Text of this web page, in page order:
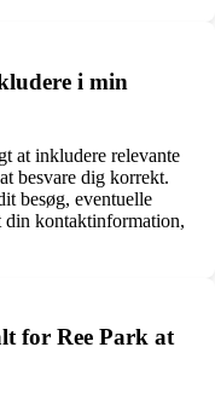
i min
at inkludere relevante
besvare dig korrekt.
besøg, eventuelle
din kontaktinformation,
for Ree Park at